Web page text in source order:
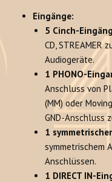
Eingänge:
5 Cinch-
CD, STREAMER
Audiogeräte.
1 PHONO-
Anschluss von
(MM) oder
GND-Anschluss
1
symmetrischem
Anschlüssen.
1 DIRECT IN-